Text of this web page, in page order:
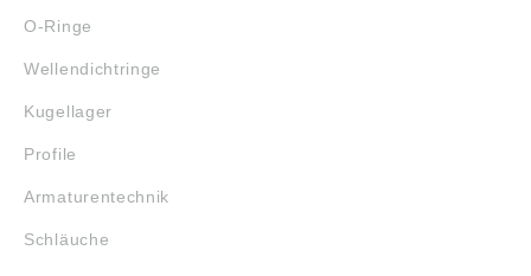
O-Ringe
Wellendichtringe
Kugellager
Profile
Armaturentechnik
Schläuche